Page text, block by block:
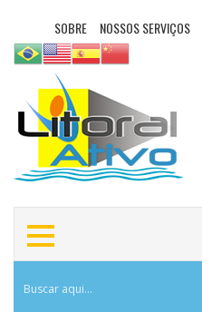
SOBRE NOSSOS SERVIÇOS